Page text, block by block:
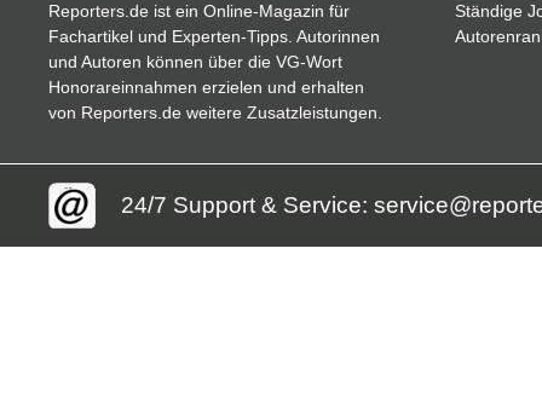
Reporters.de ist ein Online-Magazin für
Fachartikel und Experten-Tipps. Autorinnen
und Autoren können über die VG-Wort
Honorareinnahmen erzielen und erhalten
von Reporters.de weitere Zusatzleistungen.
Ständige
24/7 Support & Service: